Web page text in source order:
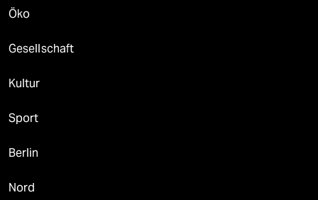
Öko
Gesellschaft
Kultur
Sport
Berlin
Nord